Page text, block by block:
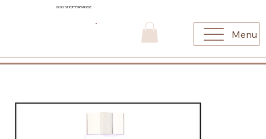
DOG SHOP PARADISE
Menu